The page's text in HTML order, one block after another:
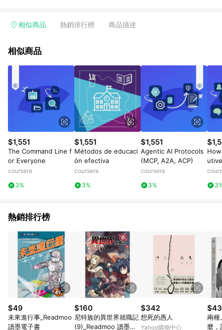
電玩/遊戲/相機/單眼/鏡頭/拍立得 [2024/6/1起適用] -內接硬
的購回饋活動享Yahoo超贈點回饋者 - 購物中心商店之商品：商
3. 訂單回饋金額將扣除運費/購物金/超贈點/福利金/紅利折抵/折
價券等虛擬貨幣折抵 4. 大宗採購或批發轉賣不具回饋資格： 如
有相關事證認定您為大宗採購、批發轉賣而非最終消費使用者，
相關認定以Yahoo購物中心之認定為準
相似商品 熱銷排行榜 商品描述
相似商品
$1,551
The Command Line f
or Everyone
coursera
3%
$1,551
Métodos de educaci
ón efectiva
coursera
3%
$1,551
Agentic AI Protocols
(MCP, A2A, ACP)
coursera
3%
熱銷排行榜
$49
未來進行事_Readmoo
讀墨電子書
$160
尼特族的異世界就職記
(9)_Readmoo 讀墨電
$342
想死的愚人
Yahoo購物中心
兩種
麼，